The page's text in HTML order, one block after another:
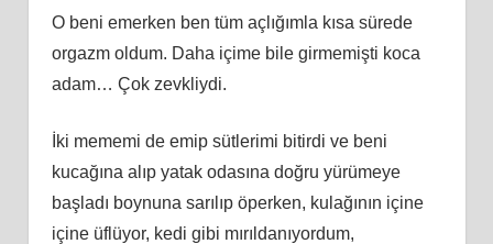
O beni emerken ben tüm açlığımla kısa sürede
orgazm oldum. Daha içime bile girmemişti koca
adam… Çok zevkliydi.
İki mememi de emip sütlerimi bitirdi ve beni
kucağına alıp yatak odasına doğru yürümeye
başladı boynuna sarılıp öperken, kulağının içine
içine üflüyor, kedi gibi mırıldanıyordum,